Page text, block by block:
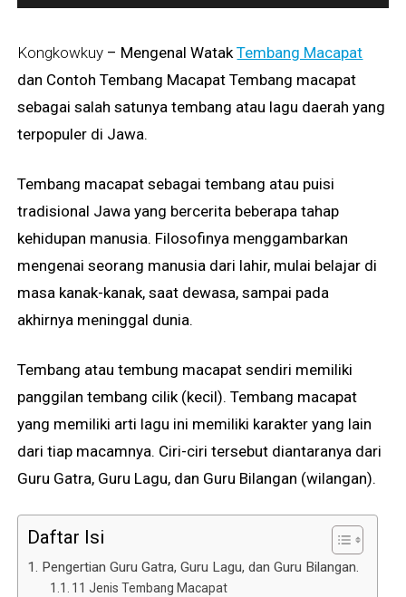
Kongkowkuy – Mengenal WatakTembang Macapat
dan Contoh Tembang Macapat Tembang macapat
sebagai salah satunya tembang atau lagu daerah yang
terpopuler di Jawa.
Tembang macapat sebagai tembang atau puisi
tradisional Jawa yang bercerita beberapa tahap
kehidupan manusia. Filosofinya menggambarkan
mengenai seorang manusia dari lahir, mulai belajar di
masa kanak-kanak, saat dewasa, sampai pada
akhirnya meninggal dunia.
Tembang atau tembung macapat sendiri memiliki
panggilan tembang cilik (kecil). Tembang macapat
yang memiliki arti lagu ini memiliki karakter yang lain
dari tiap macamnya. Ciri-ciri tersebut diantaranya dari
Guru Gatra, Guru Lagu, dan Guru Bilangan (wilangan).
Daftar Isi
Pengertian Guru Gatra, Guru Lagu, dan Guru Bilangan.
11 Jenis Tembang Macapat